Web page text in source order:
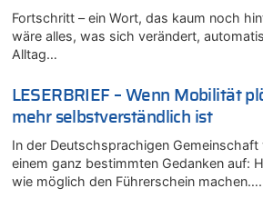
Frau hörte Stimmen aus Haus des
06.08.2026 - 12:36 von Gärlinde zu
Aachen ab 11. August wieder Mekka
06.08.2026 - 12:26 von Guido
Zweite Hitzewelle in diesem Sommer ist
06.08.2026 - 12:17 von Sparwasser zu
Zweite Hitzewelle in diesem Sommer
06.08.2026 - 12:13 von Dax zu
Zweite Hitzewelle in diesem Sommer
Fortschritt – ein Wort, das kaum noch
wäre alles, was sich verändert,
Alltag…
LESERBRIEF – Wenn Mobilität
mehr selbstverständlich ist
In der Deutschsprachigen
einem ganz bestimmten Gedanken auf:
wie möglich den Führerschein machen….